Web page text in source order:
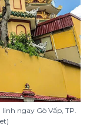
ngay Gò Vấp, TP.